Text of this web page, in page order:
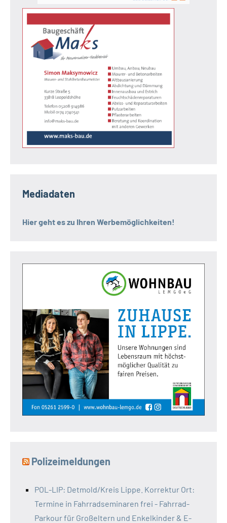
Mediadaten
Hier geht es zu Ihren Werbemöglichkeiten!
Polizeimeldungen
POL-LIP: Detmold/Kreis Lippe. Korrektur Ort:
Termine in Fahrradseminaren frei - Fahrrad-
Parkour für Großeltern und Enkelkinder & E-